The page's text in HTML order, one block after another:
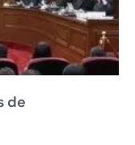
de